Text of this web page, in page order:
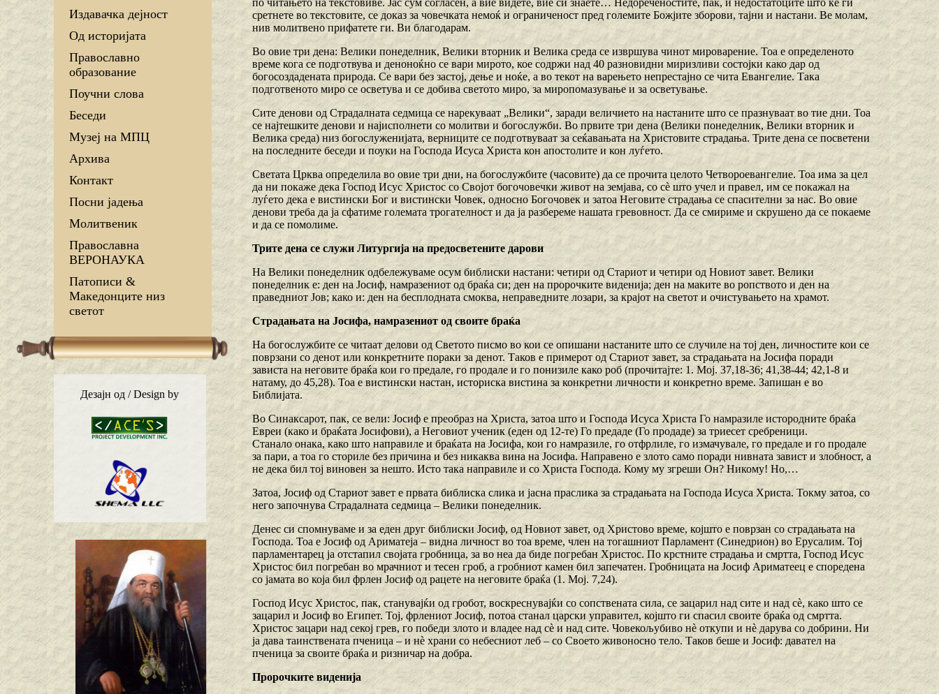
Издавачка дејност
Од историјата
Православно
образование
Поучни слова
Беседи
Музеј на МПЦ
Архива
Контакт
Посни јадења
Молитвеник
Православна
ВЕРОНАУКА
Патописи &
Македонците низ
светот
Дезајн од / Design by
по читањето на текстовиве. Јас сум согласен, а вие видете, вие си знаете… Недореченостите, пак, и недостатоците што ќе ги
сретнете во текстовите, се доказ за човечката немоќ и ограниченост пред големите Божјите зборови, тајни и настани. Ве молам,
нив молитвено прифатете ги. Ви благодарам.
Во овие три дена: Велики понеделник, Велики вторник и Велика среда се извршува чинот мироварение. Тоа е определеното
време кога се подготвува и деноноќно се вари мирото, кое содржи над 40 разновидни миризливи состојки како дар од
богосоздадената природа. Се вари без застој, дење и ноќе, а во текот на варењето непрестајно се чита Евангелие. Така
подготвеното миро се осветува и се добива светото миро, за миропомазување и за осветување.
Сите денови од Страдалната седмица се нарекуваат „Велики“, заради величието на настаните што се празнуваат во тие дни. Тоа
се најтешките денови и најисполнети со молитви и богослужби. Во првите три дена (Велики понеделник, Велики вторник и
Велика среда) низ богослуженијата, верниците се подготвуваат за сеќавањата на Христовите страдања. Трите дена се посветени
на последните беседи и поуки на Господа Исуса Христа кон апостолите и кон луѓето.
Светата Црква определила во овие три дни, на богослужбите (часовите) да се прочита целото Четвороевангелие. Тоа има за цел
да ни покаже дека Господ Исус Христос со Својот богочовечки живот на земјава, со сè што учел и правел, им се покажал на
луѓето дека е вистински Бог и вистински Човек, односно Богочовек и затоа Неговите страдања се спасителни за нас. Во овие
денови треба да ја сфатиме големата трогателност и да ја разбереме нашата гревовност. Да се смириме и скрушено да се покаеме
и да се помолиме.
Трите дена се служи Литургија на предосветените дарови
На Велики понеделник одбележуваме осум библиски настани: четири од Стариот и четири од Новиот завет. Велики
понеделник е: ден на Јосиф, намразениот од браќа си; ден на пророчките виденија; ден на маките во ропството и ден на
праведниот Јов; како и: ден на бесплодната смоква, неправедните лозари, за крајот на светот и очистувањето на храмот.
Страдањата на Јосифа, намразениот од своите браќа
На богослужбите се читаат делови од Светото писмо во кои се опишани настаните што се случиле на тој ден, личностите кои се
поврзани со денот или конкретните пораки за денот. Таков е примерот од Стариот завет, за страдањата на Јосифа поради
зависта на неговите браќа кои го предале, го продале и го понизиле како роб (прочитајте: 1. Мој. 37,18-36; 41,38-44; 42,1-8 и
натаму, до 45,28). Тоа е вистински настан, историска вистина за конкретни личности и конкретно време. Запишан е во
Библијата.
Во Синаксарот, пак, се вели: Јосиф е преобраз на Христа, затоа што и Господа Исуса Христа Го намразиле истородните браќа
Евреи (како и браќата Јосифови), а Неговиот ученик (еден од 12-те) Го предаде (Го продаде) за триесет сребреници.
Станало онака, како што направиле и браќата на Јосифа, кои го намразиле, го отфрлиле, го измачувале, го предале и го продале
за пари, а тоа го сториле без причина и без никаква вина на Јосифа. Направено е злото само поради нивната завист и злобност, а
не дека бил тој виновен за нешто. Исто така направиле и со Христа Господа. Кому му згреши Он? Никому! Но,…
Затоа, Јосиф од Стариот завет е првата библиска слика и јасна праслика за страдањата на Господа Исуса Христа. Токму затоа, со
него започнува Страдалната седмица – Велики понеделник.
Денес си спомнуваме и за еден друг библиски Јосиф, од Новиот завет, од Христово време, којшто е поврзан со страдањата на
Господа. Тоа е Јосиф од Ариматеја – видна личност во тоа време, член на тогашниот Парламент (Синедрион) во Ерусалим. Тој
парламентарец ја отстапил својата гробница, за во неа да биде погребан Христос. По крстните страдања и смртта, Господ Исус
Христос бил погребан во мрачниот и тесен гроб, а гробниот камен бил запечатен. Гробницата на Јосиф Ариматеец е споредена
со јамата во која бил фрлен Јосиф од рацете на неговите браќа (1. Мој. 7,24).
Господ Исус Христос, пак, станувајќи од гробот, воскреснувајќи со сопствената сила, се зацарил над сите и над сè, како што се
зацарил и Јосиф во Египет. Тој, фрлениот Јосиф, потоа станал царски управител, којшто ги спасил своите браќа од смртта.
Христос зацари над секој грев, го победи злото и владее над сè и над сите. Човекољубиво нè откупи и нè дарува со добрини. Ни
ја дава таинствената пченица – и нè храни со небесниот леб – со Своето живоносно тело. Таков беше и Јосиф: давател на
пченица за своите браќа и ризничар на добра.
Пророчките виденија